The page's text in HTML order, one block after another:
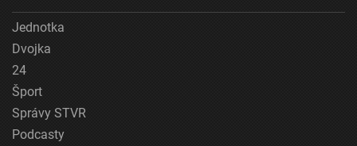
Jednotka
Dvojka
24
Šport
Správy STVR
Podcasty